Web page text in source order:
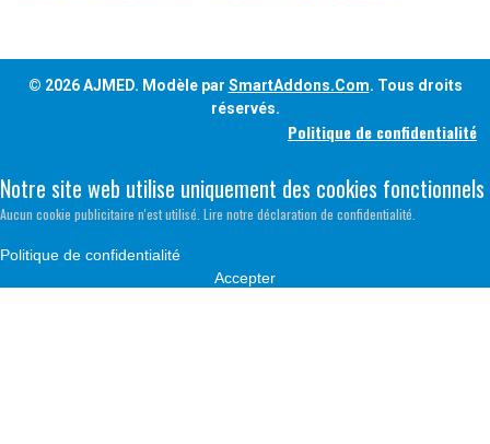
© 2026 AJMED. Modèle par SmartAddons.Com. Tous droits
réservés.
Politique de confidentialité
Notre site web utilise uniquement des cookies fonctionnels
Aucun cookie publicitaire n'est utilisé. Lire notre déclaration de confidentialité.
Politique de confidentialité
Accepter